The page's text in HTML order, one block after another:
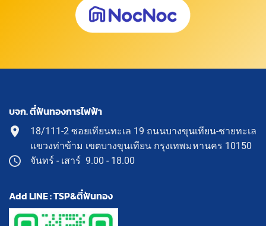
บจก. ตี๋ฟันทองการไฟฟ้า
18/111-2 ซอยเทียนทะเล 19 ถนนบางขุนเทียน-ชายทะเล
แขวงท่าข้าม เขตบางขุนเทียน กรุงเทพมหานคร 10150
จันทร์ - เสาร์ 9.00 - 18.00
Add LINE : TSP&ตี๋ฟันทอง